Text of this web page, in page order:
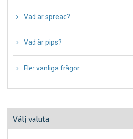
Vad är spread?
Vad är pips?
Fler vanliga frågor...
Välj valuta